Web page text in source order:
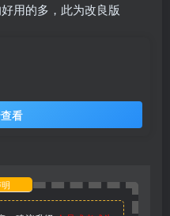
用的多，此为改良版
看